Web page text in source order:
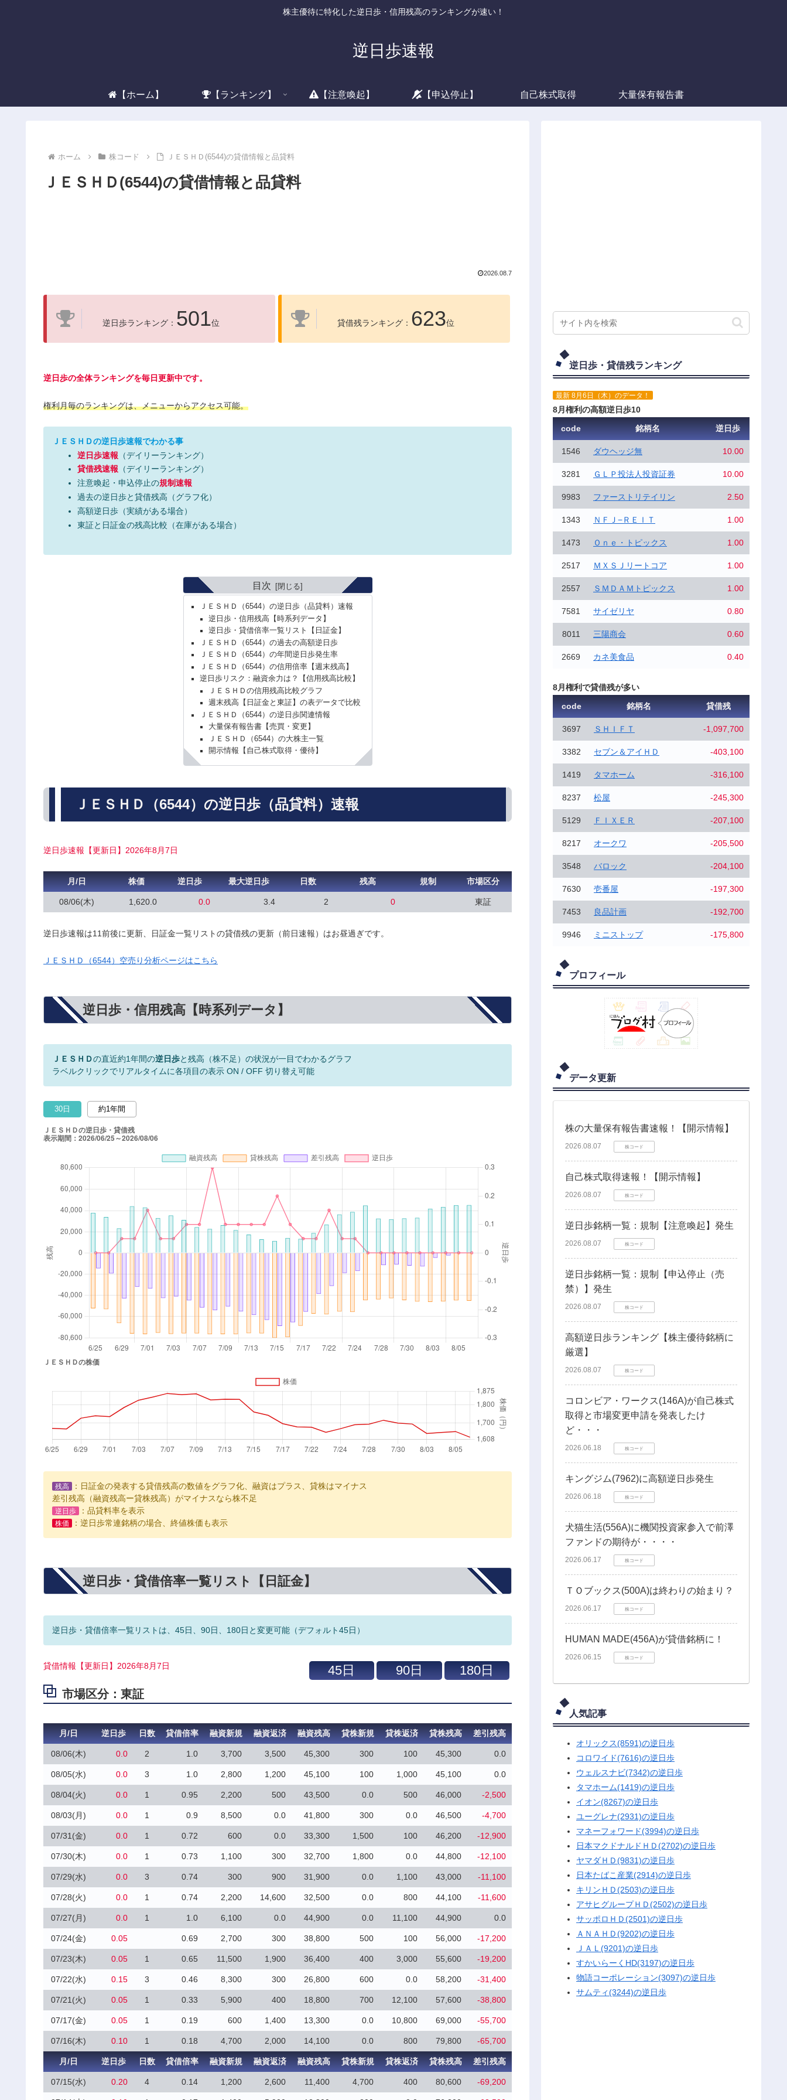
株主優待に特化した逆日歩・信用残高のランキングが速い！
逆日歩速報
【ホーム】 【ランキング】 【注意喚起】 【申込停止】 自己株式取得 大量保有報告書
ホーム 株コード ＪＥＳＨＤ(6544)の貸借情報と品貸料
ＪＥＳＨＤ(6544)の貸借情報と品貸料
2026.08.7
逆日歩ランキング： 501位 貸借残ランキング： 623位
逆日歩の全体ランキングを毎日更新中です。
権利月毎のランキングは、メニューからアクセス可能。
ＪＥＳＨＤの逆日歩速報でわかる事
逆日歩速報 （デイリーランキング）
貸借残速報 （デイリーランキング）
注意喚起・申込停止の規制速報
過去の逆日歩と貸借残高（グラフ化）
高額逆日歩（実績がある場合）
東証と日証金の残高比較（在庫がある場合）
目次
ＪＥＳＨＤ（6544）の逆日歩（品貸料）速報
逆日歩・信用残高【時系列データ】
逆日歩・貸借倍率一覧リスト【日証金】
ＪＥＳＨＤ（6544）の過去の高額逆日歩
ＪＥＳＨＤ（6544）の年間逆日歩発生率
ＪＥＳＨＤ（6544）の信用倍率【週末残高】
逆日歩リスク：融資余力は？【信用残高比較】
ＪＥＳＨＤの信用残高比較グラフ
週末残高【日証金と東証】の表データで比較
ＪＥＳＨＤ（6544）の逆日歩関連情報
大量保有報告書【売買・変更】
ＪＥＳＨＤ（6544）の大株主一覧
開示情報【自己株式取得・優待】
ＪＥＳＨＤ（6544）の逆日歩（品貸料）速報
逆日歩速報【更新日】2026年8月7日
月/日 株価 逆日歩 最大逆日歩 日数 残高 規制 市場区分
08/06(木) 1,620.0 0.0 3.4 2 0 東証
逆日歩速報は11前後に更新、日証金一覧リストの貸借残の更新（前日速報）はお昼過ぎです。
ＪＥＳＨＤ（6544）空売り分析ページはこちら
逆日歩・信用残高【時系列データ】
ＪＥＳＨＤの直近約1年間の逆日歩と残高（株不足）の状況が一目でわかるグラフ
ラベルクリックでリアルタイムに各項目の表示 ON / OFF 切り替え可能
30日 約1年間
残高
：日証金の発表する貸借残高の数値をグラフ化、融資はプラス、貸株はマイナス
差引残高（融資残高ー貸株残高）がマイナスなら株不足
逆日歩 ：品貸料率を表示
株価 ：逆日歩常連銘柄の場合、終値株価も表示
逆日歩・貸借倍率一覧リスト【日証金】
逆日歩・貸借倍率一覧リストは、45日、90日、180日と変更可能（デフォルト45日）
貸借情報【更新日】2026年8月7日
市場区分：東証
月/日 逆日歩 日数 貸借倍率 融資新規 融資返済 融資残高 貸株新規 貸株返済 貸株残高 差引残高
08/06(木) 0.0 2 1.0 3,700 3,500 45,300 300 100 45,300 0.0
08/05(水) 0.0 3 1.0 2,800 1,200 45,100 100 1,000 45,100 0.0
08/04(火) 0.0 1 0.95 2,200 500 43,500 0.0 500 46,000 -2,500
08/03(月) 0.0 1 0.9 8,500 0.0 41,800 300 0.0 46,500 -4,700
07/31(金) 0.0 1 0.72 600 0.0 33,300 1,500 100 46,200 -12,900
07/30(木) 0.0 1 0.73 1,100 300 32,700 1,800 0.0 44,800 -12,100
07/29(水) 0.0 3 0.74 300 900 31,900 0.0 1,100 43,000 -11,100
07/28(火) 0.0 1 0.74 2,200 14,600 32,500 0.0 800 44,100 -11,600
07/27(月) 0.0 1 1.0 6,100 0.0 44,900 0.0 11,100 44,900 0.0
07/24(金) 0.05 0.69 2,700 300 38,800 500 100 56,000 -17,200
07/23(木) 0.05 1 0.65 11,500 1,900 36,400 400 3,000 55,600 -19,200
07/22(水) 0.15 3 0.46 8,300 300 26,800 600 0.0 58,200 -31,400
07/21(火) 0.05 1 0.33 5,900 400 18,800 700 12,100 57,600 -38,800
07/17(金) 0.05 1 0.19 600 1,400 13,300 0.0 10,800 69,000 -55,700
07/16(木) 0.10 1 0.18 4,700 2,000 14,100 0.0 800 79,800 -65,700
月/日 逆日歩 日数 貸借倍率 融資新規 融資返済 融資残高 貸株新規 貸株返済 貸株残高 差引残高
07/15(水) 0.20 4 0.14 1,200 2,600 11,400 4,700 400 80,600 -69,200
逆日歩・貸借残ランキング
最新 8月6日（木）のデータ！
8月権利の高額逆日歩10
code
銘柄名 逆日歩
1546 ダウヘッジ無 10.00
3281 ＧＬＰ投法人投資証券 10.00
9983 ファーストリテイリン 2.50
1343 ＮＦＪ−ＲＥＩＴ 1.00
1473 Ｏｎｅ・トピックス 1.00
2517 ＭＸＳＪリートコア 1.00
2557 ＳＭＤＡＭトピックス 1.00
7581 サイゼリヤ 0.80
8011 三陽商会 0.60
2669 カネ美食品 0.40
8月権利で貸借残が多い
code
銘柄名 貸借残
3697 ＳＨＩＦＴ -1,097,700
3382 セブン＆アイＨＤ -403,100
1419 タマホーム -316,100
8237 松屋 -245,300
5129 ＦＩＸＥＲ -207,100
8217 オークワ -205,500
3548 バロック -204,100
7630 壱番屋 -197,300
7453 良品計画 -192,700
9946 ミニストップ -175,800
プロフィール
データ更新
株の大量保有報告書速報！【開示情報】
2026.08.07 株コード
自己株式取得速報！【開示情報】
2026.08.07 株コード
逆日歩銘柄一覧：規制【注意喚起】発生
2026.08.07 株コード
逆日歩銘柄一覧：規制【申込停止（売
禁）】発生
2026.08.07 株コード
高額逆日歩ランキング【株主優待銘柄に
厳選】
2026.08.07 株コード
コロンビア・ワークス(146A)が自己株式
取得と市場変更申請を発表したけ
ど・・・
2026.06.18 株コード
キングジム(7962)に高額逆日歩発生
2026.06.18 株コード
犬猫生活(556A)に機関投資家参入で前澤
ファンドの期待が・・・・
2026.06.17 株コード
ＴＯブックス(500A)は終わりの始まり？
2026.06.17 株コード
HUMAN MADE(456A)が貸借銘柄に！
2026.06.15 株コード
人気記事
オリックス(8591)の逆日歩
コロワイド(7616)の逆日歩
ウェルスナビ(7342)の逆日歩
タマホーム(1419)の逆日歩
イオン(8267)の逆日歩
ユーグレナ(2931)の逆日歩
マネーフォワード(3994)の逆日歩
日本マクドナルドＨＤ(2702)の逆日歩
ヤマダＨＤ(9831)の逆日歩
日本たばこ産業(2914)の逆日歩
キリンＨＤ(2503)の逆日歩
アサヒグループＨＤ(2502)の逆日歩
サッポロＨＤ(2501)の逆日歩
ＡＮＡＨＤ(9202)の逆日歩
ＪＡＬ(9201)の逆日歩
すかいらーくHD(3197)の逆日歩
物語コーポレーション(3097)の逆日歩
サムティ(3244)の逆日歩